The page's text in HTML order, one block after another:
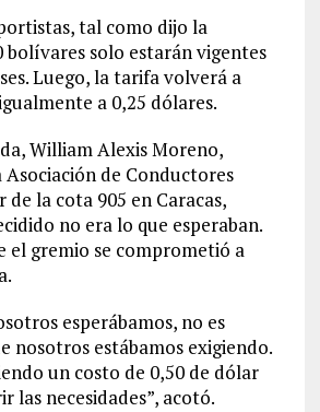
tal como dijo la
bolívares solo estarán vigentes
Luego, la tarifa volverá a
a 0,25 dólares.
William Alexis Moreno,
de Conductores
de la cota 905 en Caracas,
no era lo que esperaban.
el gremio se comprometió a
esperábamos, no es
nosotros estábamos exigiendo.
un costo de 0,50 de dólar
las necesidades”, acotó.